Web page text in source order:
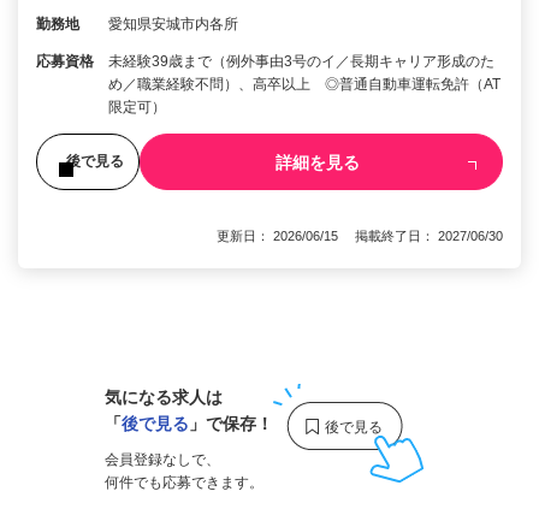
勤務地 愛知県安城市内各所
応募資格
未経験39歳まで（例外事由3号のイ／長期キャリア形成のた
め／職業経験不問）、高卒以上 ◎普通自動車運転免許（AT
限定可）
後で見る 詳細を見る
更新日： 2026/06/15 掲載終了日： 2027/06/30
気になる求人は
「後で見る 」で保存！
会員登録なしで、
何件でも応募できます。